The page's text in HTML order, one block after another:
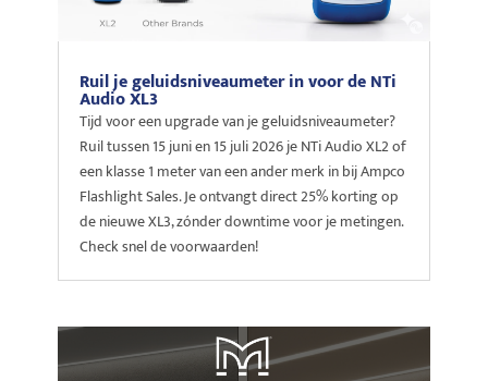
Ruil je geluidsniveaumeter in voor de NTi
Audio XL3
Tijd voor een upgrade van je geluidsniveaumeter?
Ruil tussen 15 juni en 15 juli 2026 je NTi Audio XL2 of
een klasse 1 meter van een ander merk in bij Ampco
Flashlight Sales. Je ontvangt direct 25% korting op
de nieuwe XL3, zónder downtime voor je metingen.
Check snel de voorwaarden!